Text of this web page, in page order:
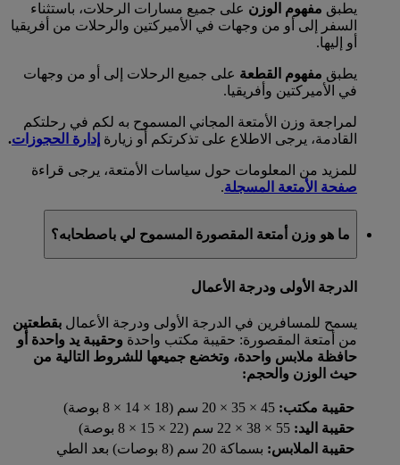
يطبق مفهوم الوزن على جميع مسارات الرحلات، باستثناء
السفر إلى أو من وجهات في الأميركتين والرحلات من أفريقيا
أو إليها.
يطبق مفهوم القطعة على جميع الرحلات إلى أو من وجهات
في الأميركتين وأفريقيا.
لمراجعة وزن الأمتعة المجاني المسموح به لكم في رحلتكم
القادمة، يرجى الاطلاع على تذكرتكم أو زيارة إدارة الحجوزات.
للمزيد من المعلومات حول سياسات الأمتعة، يرجى قراءة
صفحة الأمتعة المسجلة.
ما هو وزن أمتعة المقصورة المسموح لي باصطحابه؟
الدرجة الأولى ودرجة الأعمال
يسمح للمسافرين في الدرجة الأولى ودرجة الأعمال بقطعتين
من أمتعة المقصورة: حقيبة مكتب واحدة وحقيبة يد واحدة أو
حافظة ملابس واحدة، وتخضع جميعها للشروط التالية من
حيث الوزن والحجم:
حقيبة مكتب:
حقيبة اليد:
حقيبة الملابس: بسماكة 20 سم (8 بوصات) بعد الطي